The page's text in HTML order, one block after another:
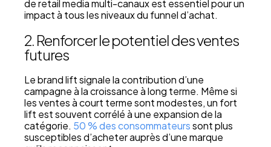
de retail media multi-canaux est essentiel pour un
impact à tous les niveaux du funnel d’achat.
2. Renforcer le potentiel des ventes
futures
Le brand lift signale la contribution d’une
campagne à la croissance à long terme. Même si
les ventes à court terme sont modestes, un fort
lift est souvent corrélé à une expansion de la
catégorie. 50 % des consommateurssont plus
susceptibles d’acheter auprès d’une marque